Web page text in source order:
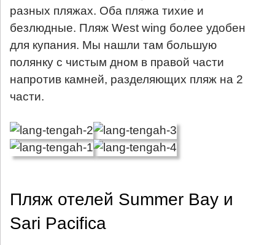
разных пляжах. Оба пляжа тихие и
безлюдные. Пляж West wing более удобен
для купания. Мы нашли там большую
полянку с чистым дном в правой части
напротив камней, разделяющих пляж на 2
части.
Пляж отелей Summer Bay и
Sari Pacifica